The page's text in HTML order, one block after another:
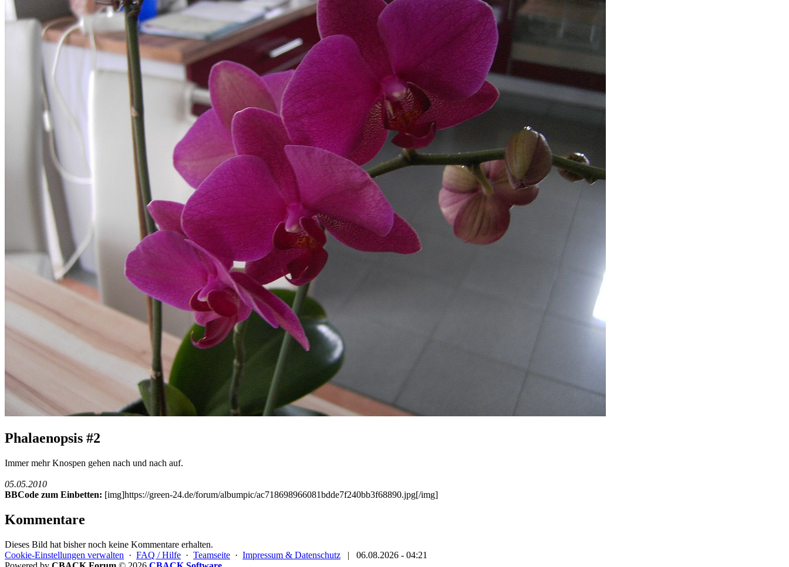
Phalaenopsis #2
Immer mehr Knospen gehen nach und nach auf.
05.05.2010
BBCode zum Einbetten: [img]https://green-24.de/forum/albumpic/ac718698966081bdde7f240bb3f68890.jpg[/img]
Kommentare
Dieses Bild hat bisher noch keine Kommentare erhalten.
Cookie-Einstellungen verwalten · FAQ / Hilfe · Teamseite · Impressum & Datenschutz |
06.08.2026 - 04:21